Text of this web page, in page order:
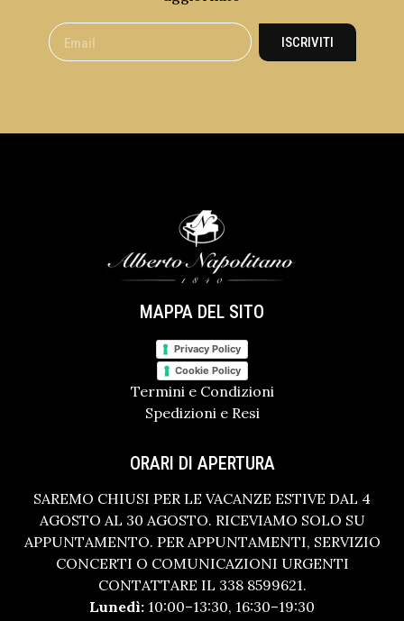
ISCRIVITI
MAPPA DEL SITO
Privacy Policy
Cookie Policy
Termini e Condizioni
Spedizioni e Resi
ORARI DI APERTURA
SAREMO CHIUSI PER LE VACANZE ESTIVE DAL 4
AGOSTO AL 30 AGOSTO. RICEVIAMO SOLO SU
APPUNTAMENTO. PER APPUNTAMENTI, SERVIZIO
CONCERTI O COMUNICAZIONI URGENTI
CONTATTARE IL 338 8599621.
Lunedì: 10:00–13:30, 16:30–19:30